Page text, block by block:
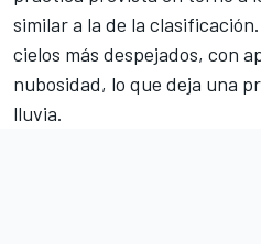
similar a la de la
cielos más despejados, con
nubosidad, lo que deja una
lluvia.